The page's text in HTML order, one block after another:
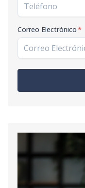
Correo Electrónico*